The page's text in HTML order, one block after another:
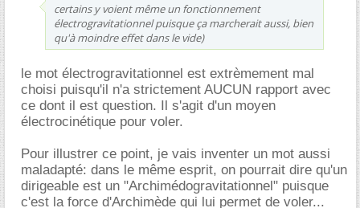
certains y voient même un fonctionnement
électrogravitationnel puisque ça marcherait aussi, bien
qu'à moindre effet dans le vide)
le mot électrogravitationnel est extrèmement mal
choisi puisqu'il n'a strictement AUCUN rapport avec
ce dont il est question. Il s'agit d'un moyen
électrocinétique pour voler.
Pour illustrer ce point, je vais inventer un mot aussi
maladapté: dans le même esprit, on pourrait dire qu'un
dirigeable est un "Archimédogravitationnel" puisque
c'est la force d'Archimède qui lui permet de voler...